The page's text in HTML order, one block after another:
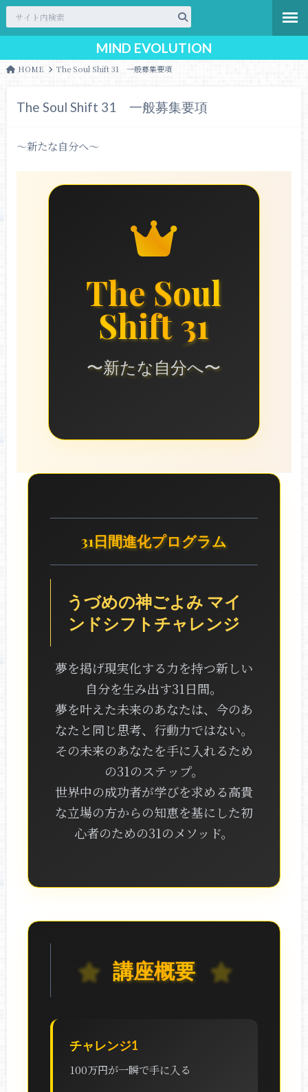
MIND EVOLUTION
HOME The Soul Shift 31 一般募集要項
The Soul Shift 31 一般募集要項
〜新たな自分へ〜
The Soul
Shift 31
〜新たな自分へ〜
31日間進化プログラム
うづめの神ごよみ マイ
ンドシフトチャレンジ
夢を掲げ現実化する力を持つ新しい
自分を生み出す31日間。
夢を叶えた未来のあなたは、今のあ
なたと同じ思考、行動力ではない。
その未来のあなたを手に入れるため
の31のステップ。
世界中の成功者が学びを求める高貴
な立場の方からの知恵を基にした初
心者のための31のメソッド。
講座概要
チャレンジ1
100万円が一瞬で手に入る